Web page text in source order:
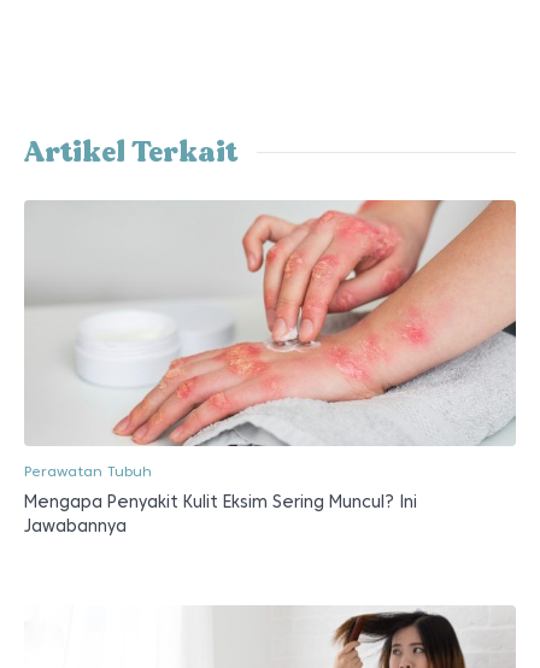
Artikel Terkait
Perawatan Tubuh
Mengapa Penyakit Kulit Eksim Sering Muncul? Ini
Jawabannya